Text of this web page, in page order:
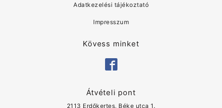
Adatkezelési tájékoztató
Impresszum
Kövess minket
Átvételi pont
2113 Erdőkertes, Béke utca 1.